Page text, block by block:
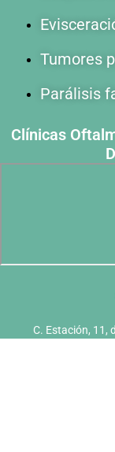
Tumores
Parálisis
Clínicas
C. Estación, 11,